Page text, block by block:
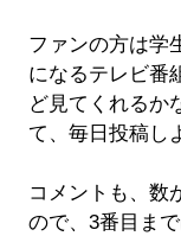
ファンの方は学
になるテレビ番
ど見てくれるか
て、毎日投稿し
コメントも、数
ので、3番目ま